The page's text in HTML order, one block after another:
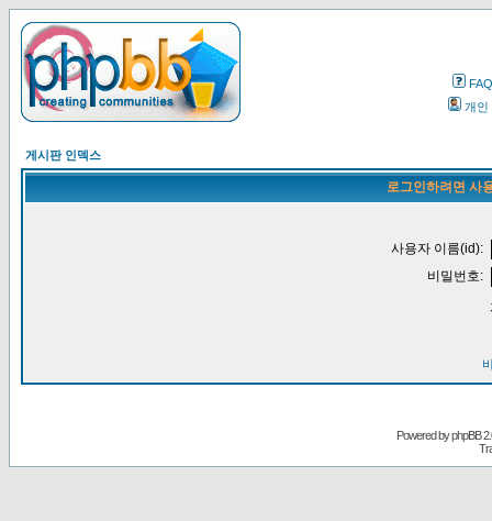
FAQ
개인
게시판 인덱스
로그인하려면 사
사용자 이름(id):
비밀번호:
Powered byphpBB